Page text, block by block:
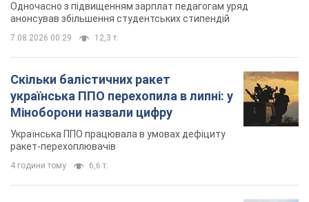
Одночасно з підвищенням зарплат педагогам уряд
анонсував збільшення студентських стипендій
7.08.2026 00:29 12,3 т.
Скільки балістичних ракет
українська ППО перехопила в липні: у
Міноборони назвали цифру
Українська ППО працювала в умовах дефіциту
ракет-перехоплювачів
4 години тому 6,6 т.